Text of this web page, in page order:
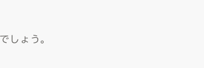
しょう。